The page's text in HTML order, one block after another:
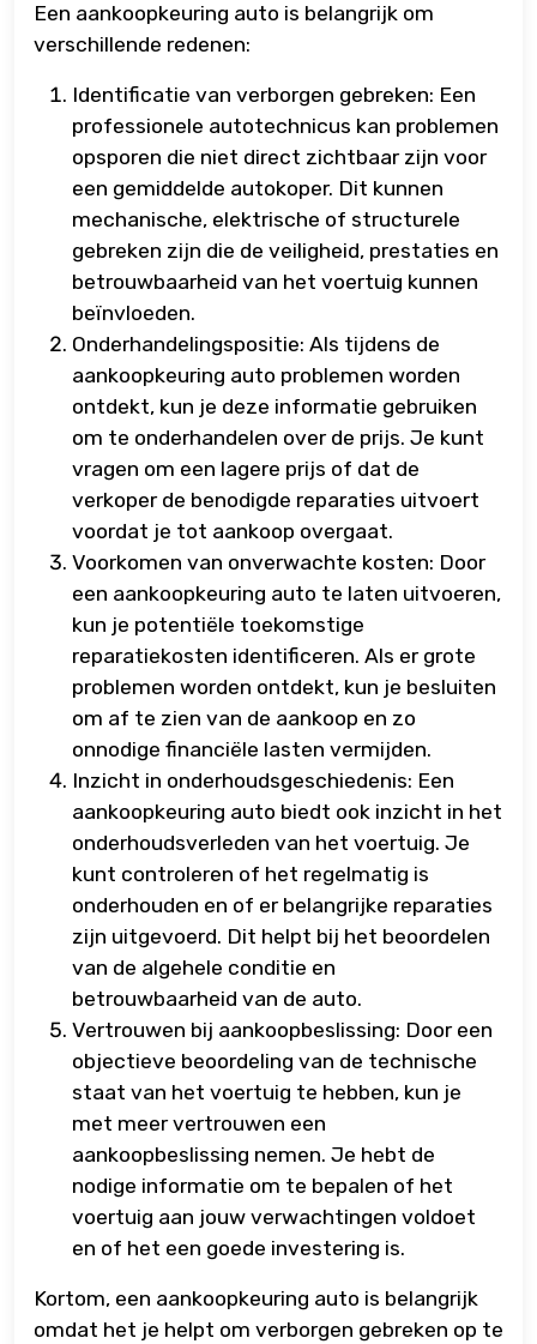
Een aankoopkeuring auto is belangrijk om
verschillende redenen:
Identificatie van verborgen gebreken: Een
professionele autotechnicus kan problemen
opsporen die niet direct zichtbaar zijn voor
een gemiddelde autokoper. Dit kunnen
mechanische, elektrische of structurele
gebreken zijn die de veiligheid, prestaties en
betrouwbaarheid van het voertuig kunnen
beïnvloeden.
Onderhandelingspositie: Als tijdens de
aankoopkeuring auto problemen worden
ontdekt, kun je deze informatie gebruiken
om te onderhandelen over de prijs. Je kunt
vragen om een lagere prijs of dat de
verkoper de benodigde reparaties uitvoert
voordat je tot aankoop overgaat.
Voorkomen van onverwachte kosten: Door
een aankoopkeuring auto te laten uitvoeren,
kun je potentiële toekomstige
reparatiekosten identificeren. Als er grote
problemen worden ontdekt, kun je besluiten
om af te zien van de aankoop en zo
onnodige financiële lasten vermijden.
Inzicht in onderhoudsgeschiedenis: Een
aankoopkeuring auto biedt ook inzicht in het
onderhoudsverleden van het voertuig. Je
kunt controleren of het regelmatig is
onderhouden en of er belangrijke reparaties
zijn uitgevoerd. Dit helpt bij het beoordelen
van de algehele conditie en
betrouwbaarheid van de auto.
Vertrouwen bij aankoopbeslissing: Door een
objectieve beoordeling van de technische
staat van het voertuig te hebben, kun je
met meer vertrouwen een
aankoopbeslissing nemen. Je hebt de
nodige informatie om te bepalen of het
voertuig aan jouw verwachtingen voldoet
en of het een goede investering is.
Kortom, een aankoopkeuring auto is belangrijk
omdat het je helpt om verborgen gebreken op te